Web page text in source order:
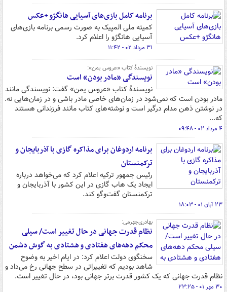
برنامه کامل بازی‌های آسیایی هانگژو +عکس
کمیته ملی المپیک به صورت رسمی برنامه بازی‌های
آسیایی هانگژو را اعلام کرد.
۳۱ مرداد ۰۲ - ۱۱:۴۲
نویسندۀ کتاب «عروس یمن»:
نویسندگی «مادر بودن» است
نویسندۀ کتاب «عروس یمن» گفت: نویسندگی مانند
مادر بودن است که نمی‌شود در زمان‌های خاصی مادر باشی و در زمان‌هایی نه.
در نوشتن ذهن مدام درگیر است و نوشته‌های کتاب مانند فرزندانی هستند
که...
۴ مرداد ۰۲ - ۰۹:۴۸
برنامه اردوغان برای مذاکره گازی با آذربایجان و
ترکمنستان
رئیس جمهور ترکیه اعلام کرد که می‌خواهد درباره
ایجاد یک هاب گازی در این کشور با آذربایجان و
ترکمنستان گفت‌وگو کند.
۲۳ آبان ۰۱ - ۱۸:۰۳
بهادری‌جهرمی:
نظام قدرت جهانی در حال تغییر است/ سیلی
محکم دهه‌های هفتادی و هشتادی‌ به گوش دشمن
سخنگوی دولت اعلام کرد: در ایام اخیر به وضوح
شاهد بودیم که تغییراتی در سطح جهانی رخ می‌داد و
نظام قدرت جهانی که یک کشور قدرت برتر جهانی بود، در حال تغییر است.
۳۰ مهر ۰۱ - ۲۳:۲۵